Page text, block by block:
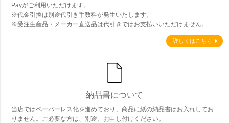
Payがご利用いただけます。
※代金引換は別途代引き手数料が発生いたします。
※受注生産品・メーカー直送品は代引きではお支払いいただけません。
詳しくはこちら
納品書について
当店ではペーパーレス化を進めており、商品に紙の納品書はお入れしてお
りません。ご必要な方は、別途、お申し付けください。